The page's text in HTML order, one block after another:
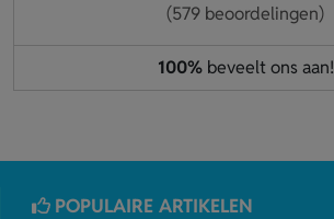
(579 beoordelingen)
100%beveelt ons aan!
POPULAIRE ARTIKELEN